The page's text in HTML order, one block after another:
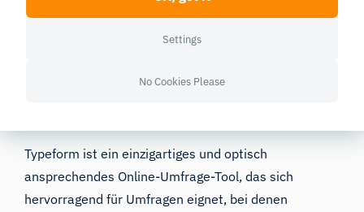
Typeform ist ein einzigartiges und optisch
ansprechendes Online-Umfrage-Tool, das sich
hervorragend für Umfragen eignet, bei denen
Settings
No Cookies Please